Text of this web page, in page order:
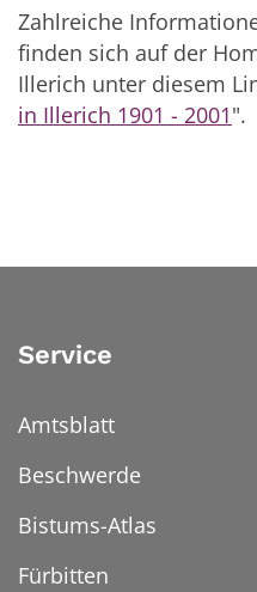
Zahlreiche
finden sich auf der
Illerich unter diesem
in Illerich 1901 - 2001".
Service
Amtsblatt
Beschwerde
Bistums-Atlas
Fürbitten